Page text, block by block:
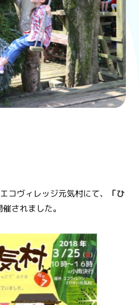
コヴィレッジ元気村にて、 「ひ
催されました。